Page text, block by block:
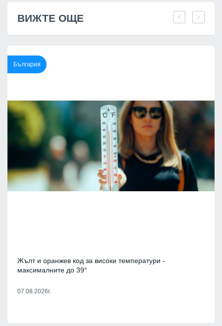
ВИЖТЕ ОЩЕ
България
Жълт и оранжев код за високи температури -
максималните до 39°
07.08.2026г.